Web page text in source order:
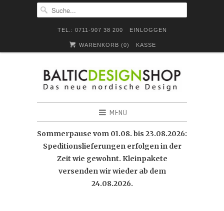
TEL.: 0711-907 38 200 EINLOGGEN
WARENKORB (0) KASSE
MENÜ
Sommerpause vom 01.08. bis 23.08.2026:
Speditionslieferungen erfolgen in der
Zeit wie gewohnt. Kleinpakete
versenden wir wieder ab dem
24.08.2026.